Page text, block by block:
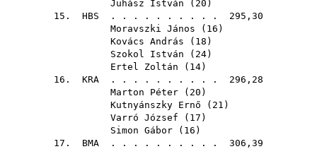
Juhász István ( 20 )
15. HBS . . . . . . . . . . 295,30
Moravszki János ( 16 )
Kovács András ( 18 )
Szokol István ( 24)
Ertel Zoltán ( 14)
16. KRA . . . . . . . . . . 296,28
Marton Péter ( 20 )
Kutnyánszky Ernő ( 21 )
Varró József ( 17 )
Simon Gábor ( 16 )
17. BMA . . . . . . . . . . 306,39